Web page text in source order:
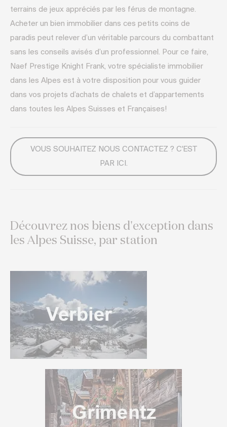
terrains de jeux appréciés par les férus de montagne.
Acheter un bien immobilier dans ces petits coins de
paradis peut relever d’un véritable parcours du combattant
sans les conseils avisés d’un professionnel. Pour ce faire,
Naef Prestige Knight Frank, votre spécialiste immobilier
dans les Alpes est à votre disposition pour vous guider
dans vos projets d’achats de chalets et d’appartements
dans toutes les Alpes Suisses et Françaises!
VOUS SOUHAITEZ NOUS CONTACTEZ ? C'EST
PAR ICI.
Découvrez nos biens d'exception dans
les Alpes Suisse, par station